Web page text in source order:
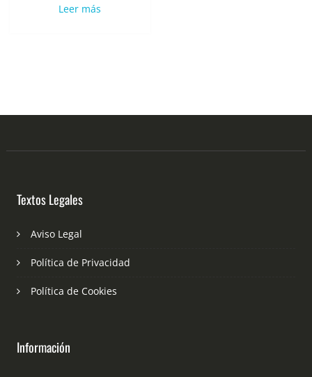
Leer más
Textos Legales
Aviso Legal
Política de Privacidad
Política de Cookies
Información